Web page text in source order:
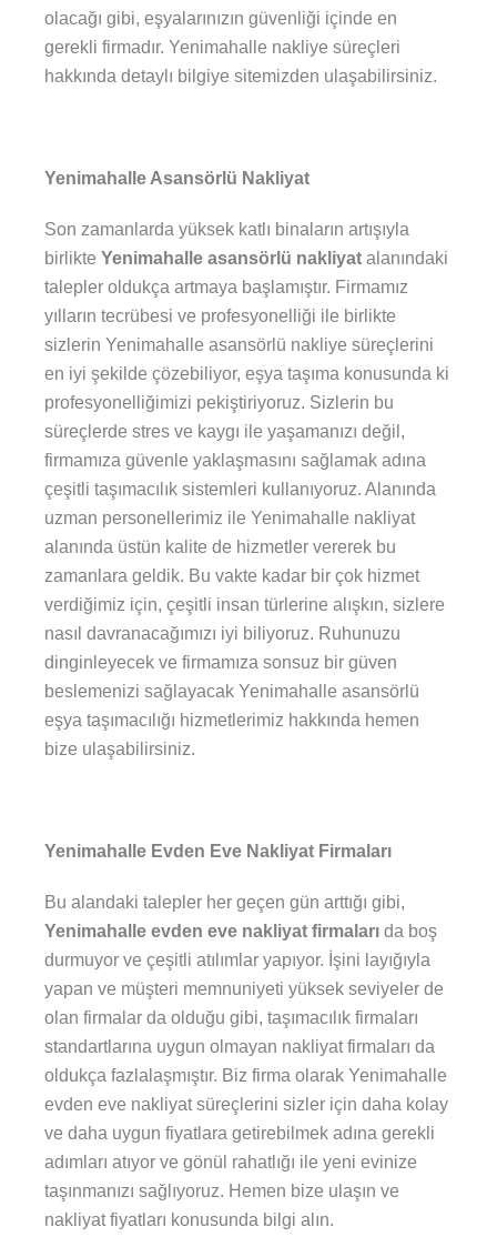
olacağı gibi, eşyalarınızın güvenliği içinde en
gerekli firmadır. Yenimahalle nakliye süreçleri
hakkında detaylı bilgiye sitemizden ulaşabilirsiniz.
Yenimahalle Asansörlü Nakliyat
Son zamanlarda yüksek katlı binaların artışıyla
birlikte Yenimahalle asansörlü nakliyat alanındaki
talepler oldukça artmaya başlamıştır. Firmamız
yılların tecrübesi ve profesyonelliği ile birlikte
sizlerin Yenimahalle asansörlü nakliye süreçlerini
en iyi şekilde çözebiliyor, eşya taşıma konusunda ki
profesyonelliğimizi pekiştiriyoruz. Sizlerin bu
süreçlerde stres ve kaygı ile yaşamanızı değil,
firmamıza güvenle yaklaşmasını sağlamak adına
çeşitli taşımacılık sistemleri kullanıyoruz. Alanında
uzman personellerimiz ile Yenimahalle nakliyat
alanında üstün kalite de hizmetler vererek bu
zamanlara geldik. Bu vakte kadar bir çok hizmet
verdiğimiz için, çeşitli insan türlerine alışkın, sizlere
nasıl davranacağımızı iyi biliyoruz. Ruhunuzu
dinginleyecek ve firmamıza sonsuz bir güven
beslemenizi sağlayacak Yenimahalle asansörlü
eşya taşımacılığı hizmetlerimiz hakkında hemen
bize ulaşabilirsiniz.
Yenimahalle Evden Eve Nakliyat Firmaları
Bu alandaki talepler her geçen gün arttığı gibi,
Yenimahalle evden eve nakliyat firmaları da boş
durmuyor ve çeşitli atılımlar yapıyor. İşini layığıyla
yapan ve müşteri memnuniyeti yüksek seviyeler de
olan firmalar da olduğu gibi, taşımacılık firmaları
standartlarına uygun olmayan nakliyat firmaları da
oldukça fazlalaşmıştır. Biz firma olarak Yenimahalle
evden eve nakliyat süreçlerini sizler için daha kolay
ve daha uygun fiyatlara getirebilmek adına gerekli
adımları atıyor ve gönül rahatlığı ile yeni evinize
taşınmanızı sağlıyoruz. Hemen bize ulaşın ve
nakliyat fiyatları konusunda bilgi alın.